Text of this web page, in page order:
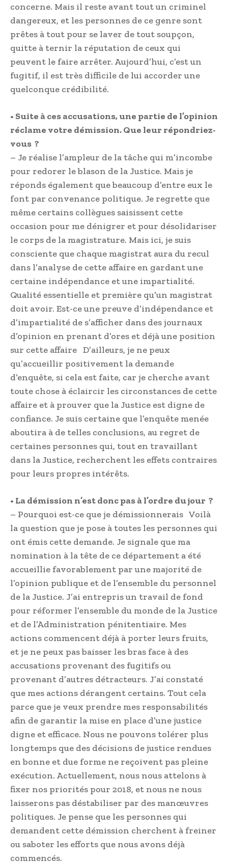
concerne. Mais il reste avant tout un criminel
dangereux, et les personnes de ce genre sont
prêtes à tout pour se laver de tout soupçon,
quitte à ternir la réputation de ceux qui
peuvent le faire arrêter. Aujourd’hui, c’est un
fugitif, il est très difficile de lui accorder une
quelconque crédibilité.
• Suite à ces accusations, une partie de l’opinion
réclame votre démission. Que leur répondriez-
vous ?
– Je réalise l’ampleur de la tâche qui m’incombe
pour redorer le blason de la Justice. Mais je
réponds également que beaucoup d’entre eux le
font par convenance politique. Je regrette que
même certains collègues saisissent cette
occasion pour me dénigrer et pour désolidariser
le corps de la magistrature. Mais ici, je suis
consciente que chaque magistrat aura du recul
dans l’analyse de cette affaire en gardant une
certaine indépendance et une impartialité.
Qualité essentielle et première qu’un magistrat
doit avoir. Est-ce une preuve d’indépendance et
d’impartialité de s’afficher dans des journaux
d’opinion en prenant d’ores et déjà une position
sur cette affaire D’ailleurs, je ne peux
qu’accueillir positivement la demande
d’enquête, si cela est faite, car je cherche avant
toute chose à éclaircir les circonstances de cette
affaire et à prouver que la Justice est digne de
confiance. Je suis certaine que l’enquête menée
aboutira à de telles conclusions, au regret de
certaines personnes qui, tout en travaillant
dans la Justice, recherchent les effets contraires
pour leurs propres intérêts.
• La démission n’est donc pas à l’ordre du jour ?
– Pourquoi est-ce que je démissionnerais Voilà
la question que je pose à toutes les personnes qui
ont émis cette demande. Je signale que ma
nomination à la tête de ce département a été
accueillie favorablement par une majorité de
l’opinion publique et de l’ensemble du personnel
de la Justice. J’ai entrepris un travail de fond
pour réformer l’ensemble du monde de la Justice
et de l’Administration pénitentiaire. Mes
actions commencent déjà à porter leurs fruits,
et je ne peux pas baisser les bras face à des
accusations provenant des fugitifs ou
provenant d’autres détracteurs. J’ai constaté
que mes actions dérangent certains. Tout cela
parce que je veux prendre mes responsabilités
afin de garantir la mise en place d’une justice
digne et efficace. Nous ne pouvons tolérer plus
longtemps que des décisions de justice rendues
en bonne et due forme ne reçoivent pas pleine
exécution. Actuellement, nous nous attelons à
fixer nos priorités pour 2018, et nous ne nous
laisserons pas déstabiliser par des manœuvres
politiques. Je pense que les personnes qui
demandent cette démission cherchent à freiner
ou saboter les efforts que nous avons déjà
commencés.